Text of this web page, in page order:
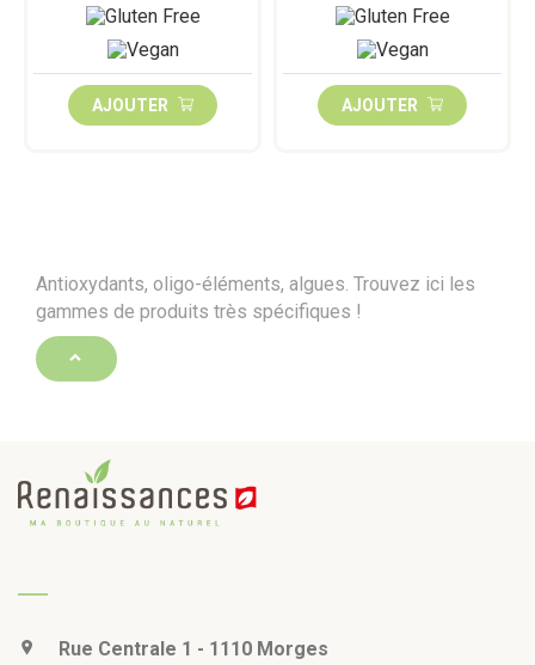
AJOUTER AJOUTER
Antioxydants, oligo-éléments, algues. Trouvez ici les
gammes de produits très spécifiques !
Rue Centrale 1 - 1110 Morges